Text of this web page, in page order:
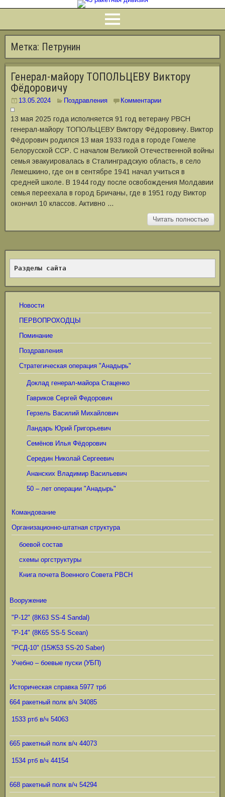
Метка: Петрунин
Генерал-майору ТОПОЛЬЦЕВУ Виктору
Фёдоровичу
13.05.2024 Поздравления Комментарии
13 мая 2025 года исполняется 91 год ветерану РВСН
генерал-майору ТОПОЛЬЦЕВУ Виктору Фёдоровичу. Виктор
Фёдорович родился 13 мая 1933 года в городе Гомеле
Белорусской ССР. С началом Великой Отечественной войны
семья эвакуировалась в Сталинградскую область, в село
Лемешкино, где он в сентябре 1941 начал учиться в
средней школе. В 1944 году после освобождения Молдавии
семья переехала в город Бричаны, где в 1951 году Виктор
окончил 10 классов. Активно …
Читать полностью
Разделы сайта
Новости
ПЕРВОПРОХОДЦЫ
Поминание
Поздравления
Стратегическая операция "Анадырь"
Доклад генерал-майора Стаценко
Гавриков Сергей Федорович
Герзель Василий Михайлович
Ландарь Юрий Григорьевич
Семёнов Илья Фёдорович
Середин Николай Сергеевич
Ананских Владимир Васильевич
50 – лет операции "Анадырь"
Командование
Организационно-штатная структура
боевой состав
схемы оргструктуры
Книга почета Военного Совета РВСН
Вооружение
"Р-12" (8К63 SS-4 Sandal)
"Р-14" (8К65 SS-5 Scean)
"РСД-10" (15Ж53 SS-20 Saber)
Учебно – боевые пуски (УБП)
Историческая справка 5977 трб
664 ракетный полк в/ч 34085
1533 ртб в/ч 54063
665 ракетный полк в/ч 44073
1534 ртб в/ч 44154
668 ракетный полк в/ч 54294